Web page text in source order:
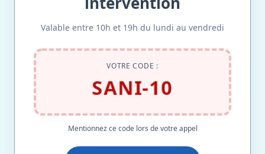
Valable entre 10h et 19h du lundi au vendredi
VOTRE CODE :
SANI-10
Mentionnez ce code lors de votre appel